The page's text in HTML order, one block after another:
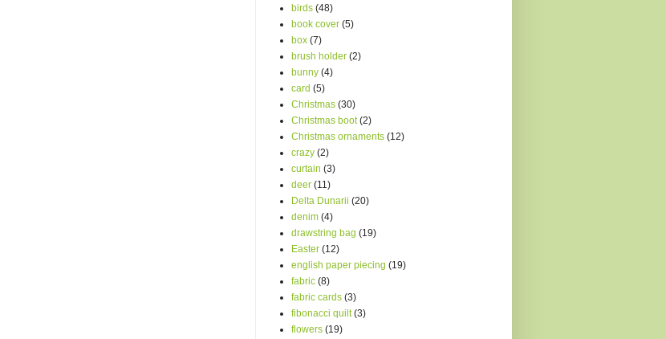
birds (48)
book cover (5)
box (7)
brush holder (2)
bunny (4)
card (5)
Christmas (30)
Christmas boot (2)
Christmas ornaments (12)
crazy (2)
curtain (3)
deer (11)
Delta Dunarii (20)
denim (4)
drawstring bag (19)
Easter (12)
english paper piecing (19)
fabric (8)
fabric cards (3)
fibonacci quilt (3)
flowers (19)